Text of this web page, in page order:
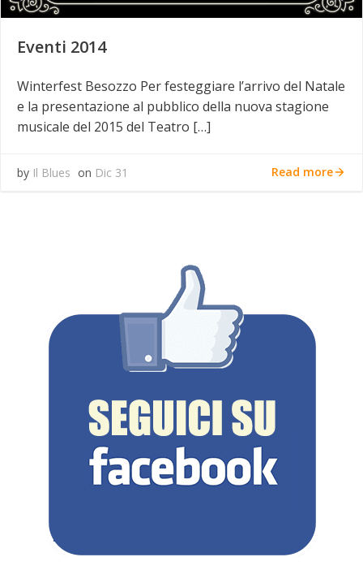
Eventi 2014
Winterfest Besozzo Per festeggiare l’arrivo del Natale
e la presentazione al pubblico della nuova stagione
musicale del 2015 del Teatro […]
by Il Blues on Dic 31 Read more